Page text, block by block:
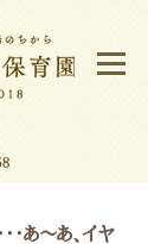
あ～あ、イヤ